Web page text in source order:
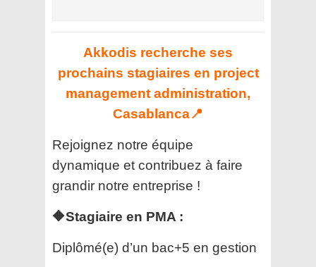
Akkodis recherche ses
prochains stagiaires en project
management administration,
Casablanca📍
Rejoignez notre équipe
dynamique et contribuez à faire
grandir notre entreprise !
🔶Stagiaire en PMA :
Diplômé(e) d’un bac+5 en gestion